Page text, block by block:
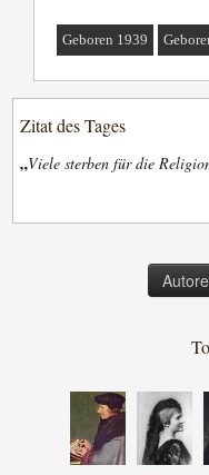
Geboren 1939
Zitat des Tages
„Viele sterben für die